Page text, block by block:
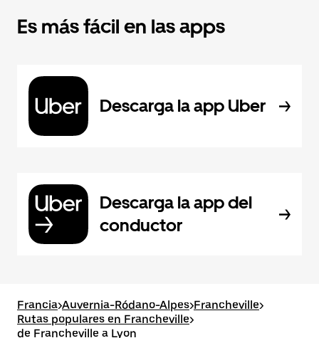
Es más fácil en las apps
Descarga la app Uber
Descarga la app del
conductor
Francia>Auvernia-Ródano-Alpes>Francheville>
Rutas populares en Francheville>
de Francheville a Lyon